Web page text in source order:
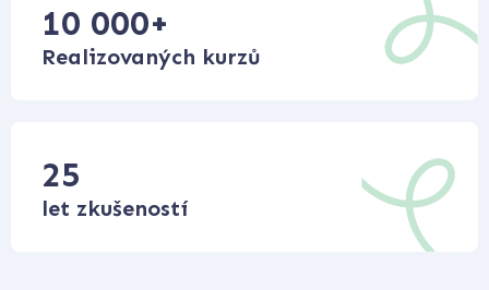
10 000+
Realizovaných kurzů
25
let zkušeností